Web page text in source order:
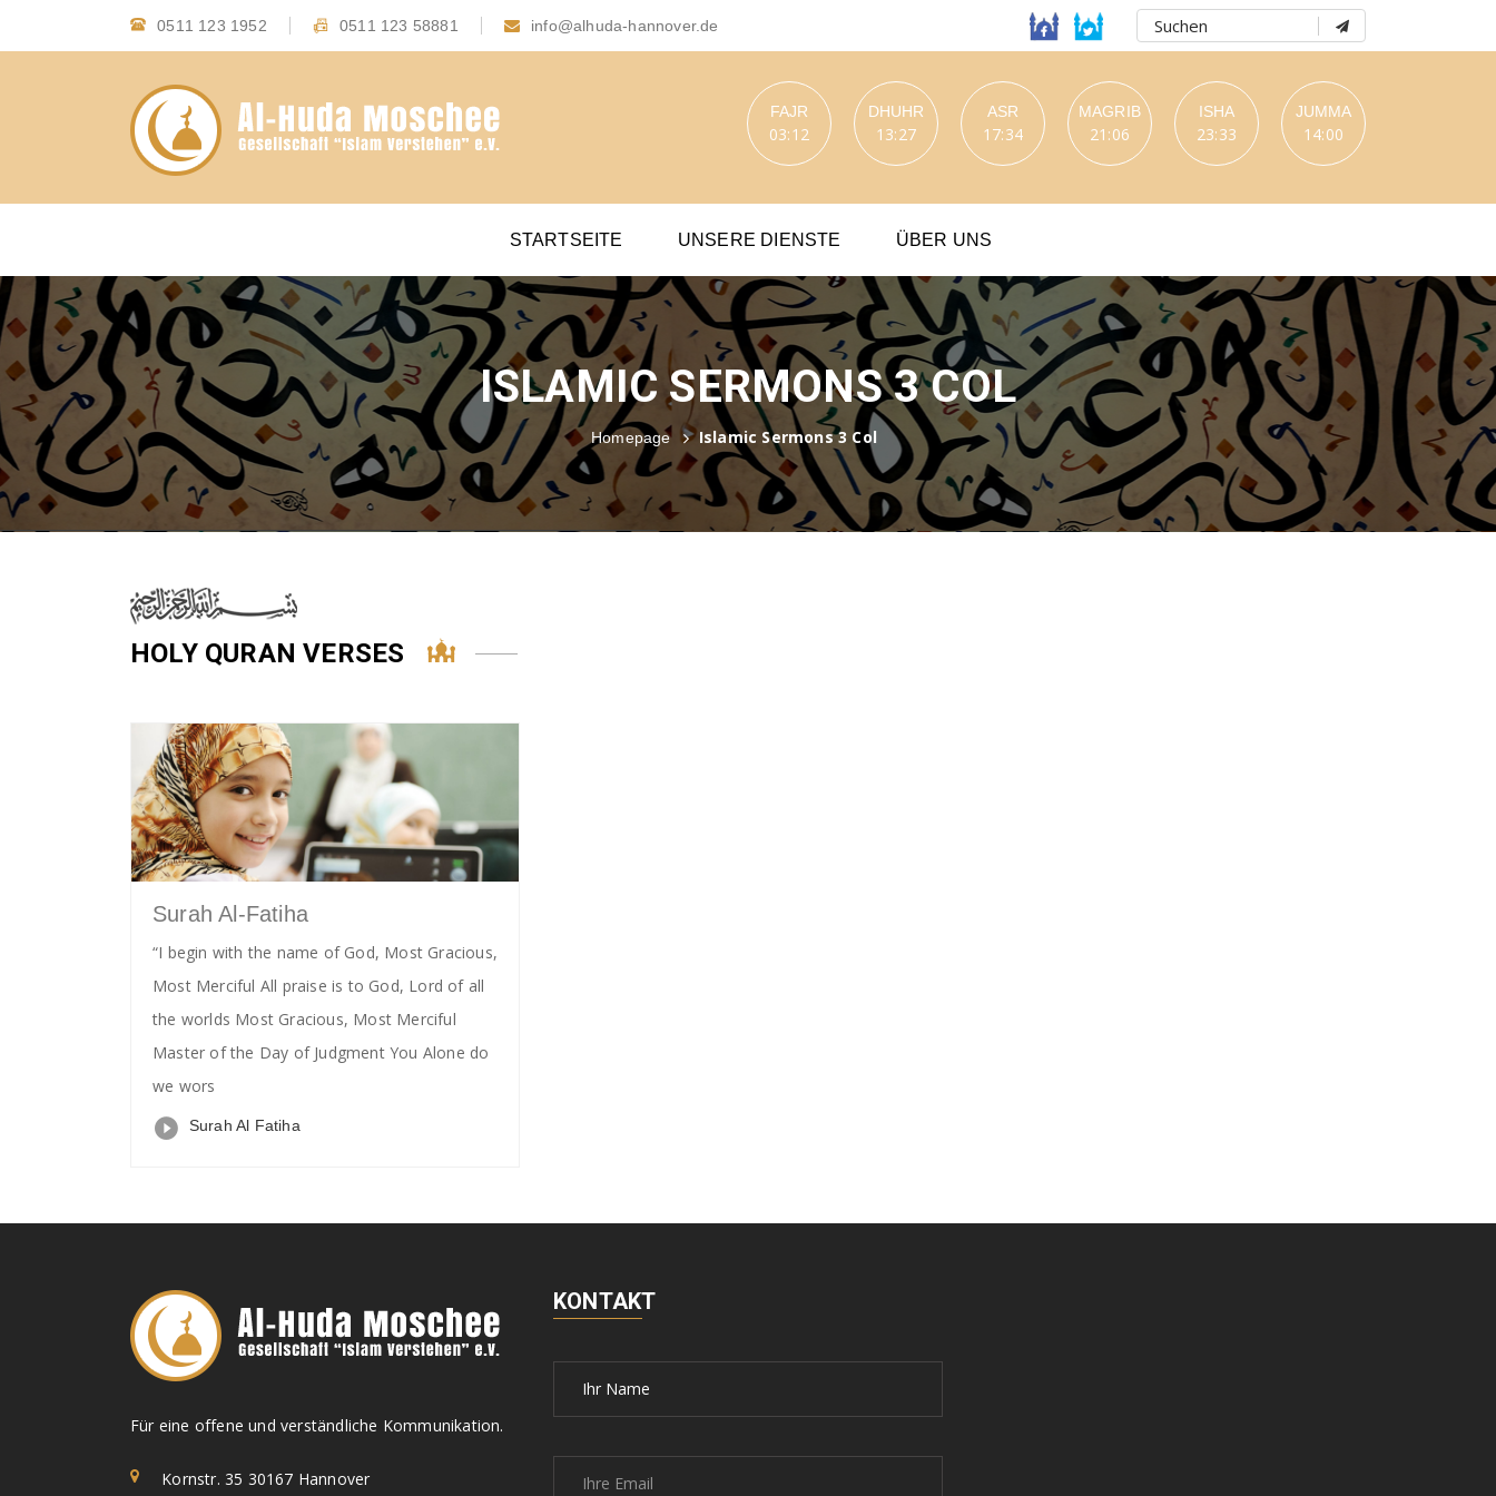
0511 123 1952 0511 123 58881 info@alhuda-hannover.de
FAJR
03:12
DHUHR
13:27
ASR
17:34
MAGRIB
21:06
ISHA
23:33
JUMMA
14:00
STARTSEITE UNSERE DIENSTE ÜBER UNS
ISLAMIC SERMONS 3 COL
Homepage Islamic Sermons 3 Col
HOLY QURAN VERSES
Surah Al-Fatiha
“I begin with the name of God, Most Gracious,
Most Merciful All praise is to God, Lord of all
the worlds Most Gracious, Most Merciful
Master of the Day of Judgment You Alone do
we wors
Surah Al Fatiha
Für eine offene und verständliche Kommunikation.
Kornstr. 35 30167 Hannover
KONTAKT